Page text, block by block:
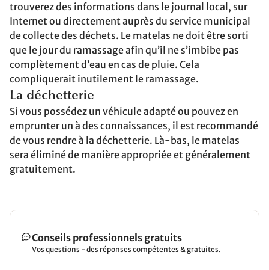
trouverez des informations dans le journal local, sur
Internet ou directement auprès du service municipal
de collecte des déchets. Le matelas ne doit être sorti
que le jour du ramassage afin qu’il ne s’imbibe pas
complètement d’eau en cas de pluie. Cela
compliquerait inutilement le ramassage.
La déchetterie
Si vous possédez un véhicule adapté ou pouvez en
emprunter un à des connaissances, il est recommandé
de vous rendre à la déchetterie. Là-bas, le matelas
sera éliminé de manière appropriée et généralement
gratuitement.
Conseils professionnels gratuits
Vos questions - des réponses compétentes & gratuites.